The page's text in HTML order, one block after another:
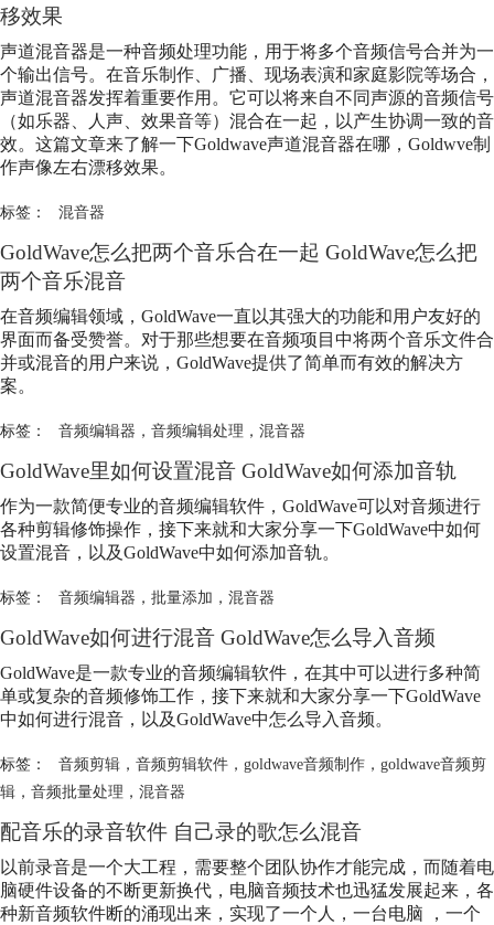
移效果
声道混音器是一种音频处理功能，用于将多个音频信号合并为一
个输出信号。在音乐制作、广播、现场表演和家庭影院等场合，
声道混音器发挥着重要作用。它可以将来自不同声源的音频信号
（如乐器、人声、效果音等）混合在一起，以产生协调一致的音
效。这篇文章来了解一下Goldwave声道混音器在哪，Goldwve制
作声像左右漂移效果。
标签： 混音器
GoldWave怎么把两个音乐合在一起 GoldWave怎么把
两个音乐混音
在音频编辑领域，GoldWave一直以其强大的功能和用户友好的
界面而备受赞誉。对于那些想要在音频项目中将两个音乐文件合
并或混音的用户来说，GoldWave提供了简单而有效的解决方
案。
标签： 音频编辑器 ， 音频编辑处理 ， 混音器
GoldWave里如何设置混音 GoldWave如何添加音轨
作为一款简便专业的音频编辑软件，GoldWave可以对音频进行
各种剪辑修饰操作，接下来就和大家分享一下GoldWave中如何
设置混音，以及GoldWave中如何添加音轨。
标签： 音频编辑器 ， 批量添加 ， 混音器
GoldWave如何进行混音 GoldWave怎么导入音频
GoldWave是一款专业的音频编辑软件，在其中可以进行多种简
单或复杂的音频修饰工作，接下来就和大家分享一下GoldWave
中如何进行混音，以及GoldWave中怎么导入音频。
标签： 音频剪辑， 音频剪辑软件， goldwave音频制作， goldwave音频剪
辑 ， 音频批量处理 ， 混音器
配音乐的录音软件 自己录的歌怎么混音
以前录音是一个大工程，需要整个团队协作才能完成，而随着电
脑硬件设备的不断更新换代，电脑音频技术也迅猛发展起来，各
种新音频软件断的涌现出来，实现了一个人，一台电脑 ，一个